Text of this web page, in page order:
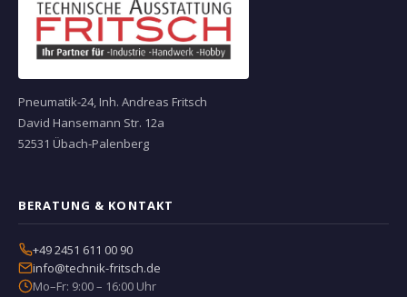
Pneumatik-24, Inh. Andreas Fritsch
David Hansemann Str. 12a
52531 Übach-Palenberg
BERATUNG & KONTAKT
+49 2451 611 00 90
info@technik-fritsch.de
Mo–Fr: 9:00 – 16:00 Uhr